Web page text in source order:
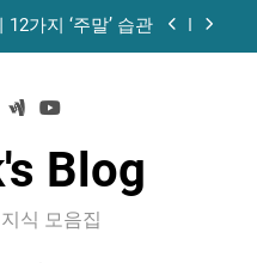
가지 ‘주말’ 습관
위한 7가지 방법
가지 ‘주말’ 습관
Blog
식 모음집